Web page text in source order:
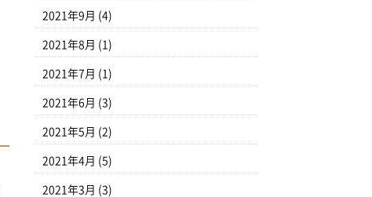
2021年9月 (4)
2021年8月 (1)
2021年7月 (1)
2021年6月 (3)
2021年5月 (2)
2021年4月 (5)
2021年3月 (3)